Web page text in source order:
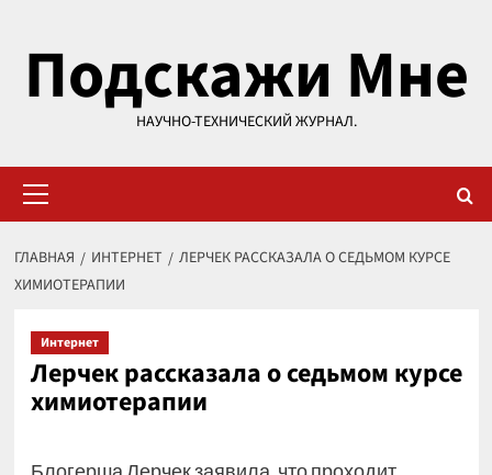
содержимому
Подскажи Мне
НАУЧНО-ТЕХНИЧЕСКИЙ ЖУРНАЛ.
меню
ГЛАВНАЯ ИНТЕРНЕТ
ЛЕРЧЕК РАССКАЗАЛА О СЕДЬМОМ КУРСЕ
ХИМИОТЕРАПИИ
Интернет
Лерчек рассказала о седьмом курсе
химиотерапии